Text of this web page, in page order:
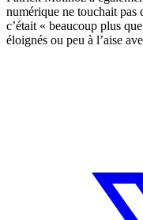
numérique ne touchait pas
c’était « beaucoup plus
éloignés ou peu à l’aise